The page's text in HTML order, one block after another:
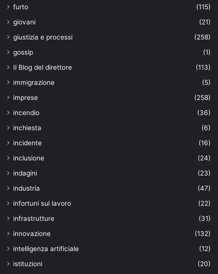
furto
(115)
giovani
(21)
giustizia e processi
(258)
gossip
(1)
Il Blog del direttore
(113)
immigrazione
(5)
imprese
(258)
incendio
(36)
inchiesta
(6)
incidente
(16)
inclusione
(24)
indagini
(23)
industria
(47)
infortuni sul lavoro
(22)
infrastrutture
(31)
innovazione
(132)
intelligenza artificiale
(12)
istituzioni
(20)